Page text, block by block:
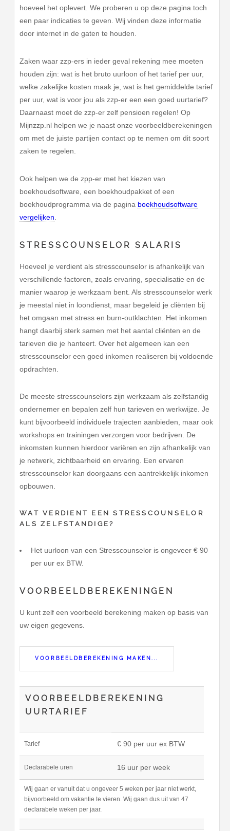
hoeveel het oplevert. We proberen u op deze pagina toch
een paar indicaties te geven. Wij vinden deze informatie
door internet in de gaten te houden.
Zaken waar zzp-ers in ieder geval rekening mee moeten
houden zijn: wat is het bruto uurloon of het tarief per uur,
welke zakelijke kosten maak je, wat is het gemiddelde tarief
per uur, wat is voor jou als zzp-er een een goed uurtarief?
Daarnaast moet de zzp-er zelf pensioen regelen! Op
Mijnzzp.nl helpen we je naast onze voorbeeldberekeningen
om met de juiste partijen contact op te nemen om dit soort
zaken te regelen.
Ook helpen we de zpp-er met het kiezen van
boekhoudsoftware, een boekhoudpakket of een
boekhoudprogramma via de pagina boekhoudsoftware
vergelijken
STRESSCOUNSELOR SALARIS
Hoeveel je verdient als stresscounselor is afhankelijk van
verschillende factoren, zoals ervaring, specialisatie en de
manier waarop je werkzaam bent. Als stresscounselor werk
je meestal niet in loondienst, maar begeleid je cliënten bij
het omgaan met stress en burn-outklachten. Het inkomen
hangt daarbij sterk samen met het aantal cliënten en de
tarieven die je hanteert. Over het algemeen kan een
stresscounselor een goed inkomen realiseren bij voldoende
opdrachten.
De meeste stresscounselors zijn werkzaam als zelfstandig
ondernemer en bepalen zelf hun tarieven en werkwijze. Je
kunt bijvoorbeeld individuele trajecten aanbieden, maar ook
workshops en trainingen verzorgen voor bedrijven. De
inkomsten kunnen hierdoor variëren en zijn afhankelijk van
je netwerk, zichtbaarheid en ervaring. Een ervaren
stresscounselor kan doorgaans een aantrekkelijk inkomen
opbouwen.
WAT VERDIENT EEN STRESSCOUNSELOR
ALS ZELFSTANDIGE?
Het uurloon van een Stresscounselor is ongeveer € 90
per uur ex BTW.
VOORBEELDBEREKENINGEN
U kunt zelf een voorbeeld berekening maken op basis van
uw eigen gegevens.
VOORBEELDBEREKENING MAKEN...
VOORBEELDBEREKENING
UURTARIEF
Tarief € 90 per uur ex BTW
Declarabele uren 16 uur per week
Wij gaan er vanuit dat u ongeveer 5 weken per jaar niet werkt,
bijvoorbeeld om vakantie te vieren. Wij gaan dus uit van 47
declarabele weken per jaar.